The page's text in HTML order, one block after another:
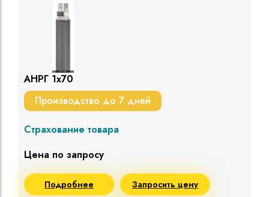
АНРГ 1х70
Производство до 7 дней
Страхование товара
Цена по запросу
Подробнее Запросить цену